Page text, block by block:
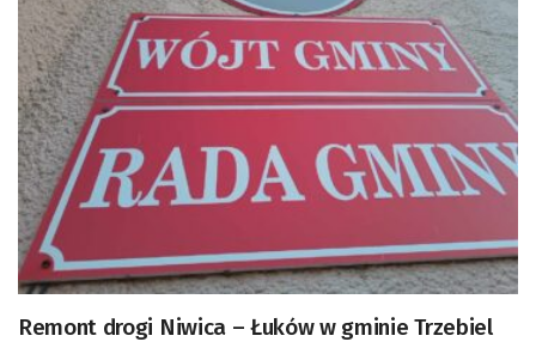
Remont drogi Niwica – Łuków w gminie Trzebiel